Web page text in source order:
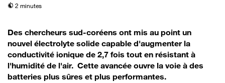
temps de lecture
2 minutes
Des chercheurs sud-coréens ont mis au point un
nouvel électrolyte solide capable d'augmenter la
conductivité ionique de 2,7 fois tout en résistant à
l'humidité de l'air. Cette avancée ouvre la voie à des
batteries plus sûres et plus performantes.